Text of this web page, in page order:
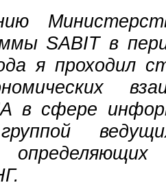
SABIT в
я проходил
в сфере